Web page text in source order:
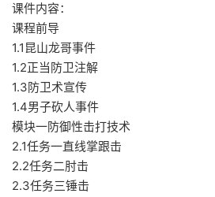
课件内容：
课程前导
1.1昆山龙哥事件
1.2正当防卫注解
1.3防卫术宣传
1.4男子砍人事件
模块一防御性击打技术
2.1任务一直线掌跟击
2.2任务二肘击
2.3任务三锤击